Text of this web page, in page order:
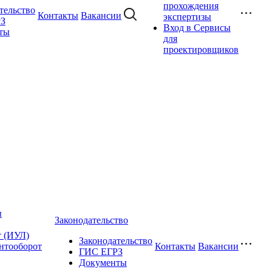
Контакты Вакансии
прохождения
экспертизы
Вход в Сервисы
для
проектировщиков
(ИУЛ)
Законодательство
Законодательство
ГИС ЕГРЗ
Документы
Контакты Вакансии